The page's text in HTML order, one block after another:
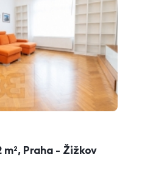
m², Praha - Žižkov